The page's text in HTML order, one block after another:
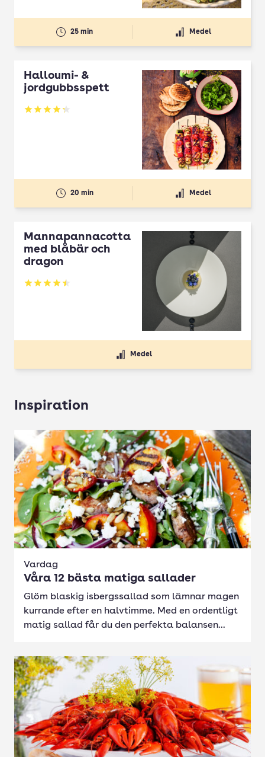
25 min Medel
Halloumi- &
jordgubbsspett
Betyg: 4.3 av 5
20 min Medel
Mannapannacotta
med blåbär och
dragon
Betyg: 4.5 av 5
Medel
Inspiration
Vardag
Våra 12 bästa matiga sallader
Glöm blaskig isbergssallad som lämnar magen
kurrande efter en halvtimme. Med en ordentligt
matig sallad får du den perfekta balansen...